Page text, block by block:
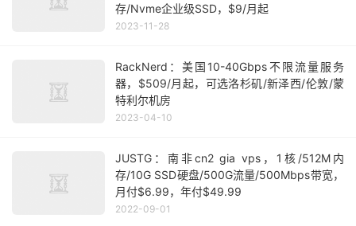
存/Nvme企业级SSD，$9/月起
2023-11-28
RackNerd：美国10-40Gbps不限流量服务
器，$509/月起，可选洛杉矶/新泽西/伦敦/蒙
特利尔机房
2023-04-10
JUSTG：南非cn2 gia vps，1核/512M内
存/10G SSD硬盘/500G流量/500Mbps带宽，
月付$6.99，年付$49.99
2022-09-01